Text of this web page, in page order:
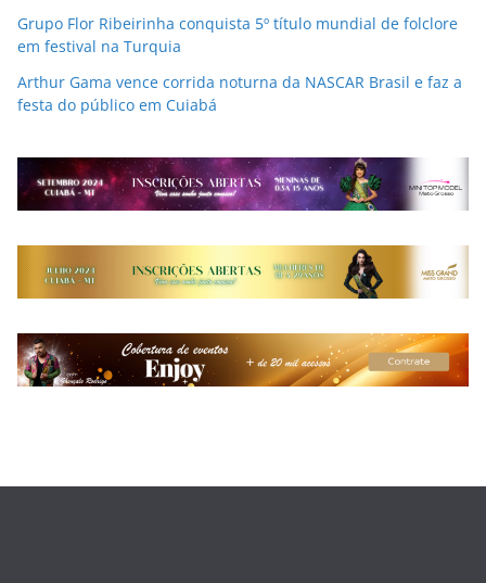
Grupo Flor Ribeirinha conquista 5º título mundial de folclore
em festival na Turquia
Arthur Gama vence corrida noturna da NASCAR Brasil e faz a
festa do público em Cuiabá